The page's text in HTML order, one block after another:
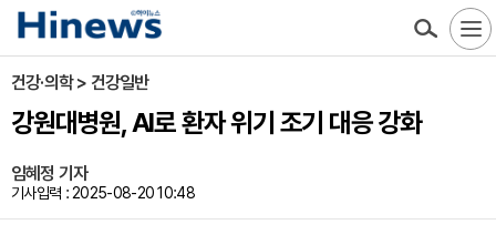
건강·의학 > 건강일반
강원대병원, AI로 환자 위기 조기 대응 강화
임혜정 기자
기사입력 : 2025-08-20 10:48